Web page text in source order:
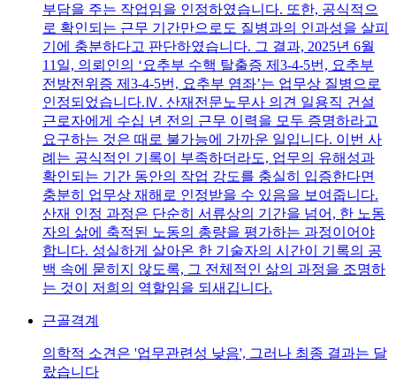
부담을 주는 작업임을 인정하였습니다. 또한, 공식적으
로 확인되는 근무 기간만으로도 질병과의 인과성을 살피
기에 충분하다고 판단하였습니다. 그 결과, 2025년 6월
11일, 의뢰인의 ‘요추부 수핵 탈출증 제3-4-5번, 요추부
전방전위증 제3-4-5번, 요추부 염좌’는 업무상 질병으로
인정되었습니다.Ⅳ. 산재전문노무사 의견 일용직 건설
근로자에게 수십 년 전의 근무 이력을 모두 증명하라고
요구하는 것은 때로 불가능에 가까운 일입니다. 이번 사
례는 공식적인 기록이 부족하더라도, 업무의 유해성과
확인되는 기간 동안의 작업 강도를 충실히 입증한다면
충분히 업무상 재해로 인정받을 수 있음을 보여줍니다.
산재 인정 과정은 단순히 서류상의 기간을 넘어, 한 노동
자의 삶에 축적된 노동의 총량을 평가하는 과정이어야
합니다. 성실하게 살아온 한 기술자의 시간이 기록의 공
백 속에 묻히지 않도록, 그 전체적인 삶의 과정을 조명하
는 것이 저희의 역할임을 되새깁니다.
근골격계
의학적 소견은 '업무관련성 낮음', 그러나 최종 결과는 달
랐습니다